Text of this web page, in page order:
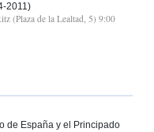
2011)
(Plaza de la Lealtad, 5) 9:00
de España y el Principado